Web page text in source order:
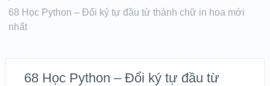
68 Học Python – Đổi ký tự đầu từ thành chữ in hoa mới
nhất
68 Học Python – Đổi ký tự đầu từ